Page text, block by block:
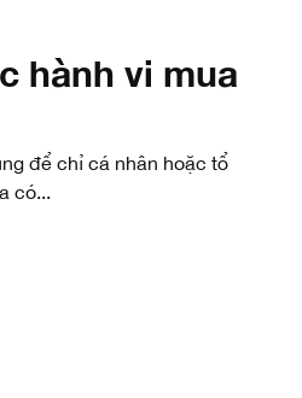
hành vi mua
để chỉ cá nhân hoặc tổ
có...